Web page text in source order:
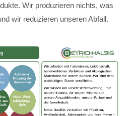
Wir produzieren nichts, was
wir reduzieren unseren Abfall.